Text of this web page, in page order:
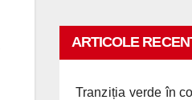
ARTICOLE
Tranziția verde în